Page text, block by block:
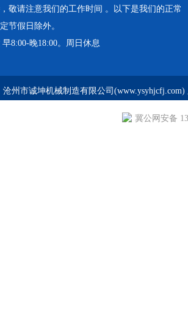
敬请注意我们的工作时间 。以下是我们的正常
节假日除外。
8:00-晚18:00。周日休息
州市诚坤机械制造有限公司
冀公网安备